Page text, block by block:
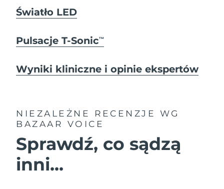
Światło LED
Pulsacje T-SonicTM
Wyniki kliniczne i opinie ekspertów
NIEZALEŻNE RECENZJE
WG
BAZAAR VOICE
Sprawdź, co sądzą
inni...